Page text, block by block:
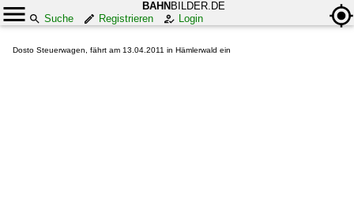
BAHN BILDER.DE
Suche
Registrieren Login
Dosto Steuerwagen, fährt am 13.04.2011 in Hämlerwald ein